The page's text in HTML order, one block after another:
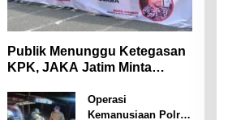
Publik Menunggu Ketegasan
KPK, JAKA Jatim Minta
Dana Hibah Segera Ditahan
Operasi
Kemanusiaan Polres